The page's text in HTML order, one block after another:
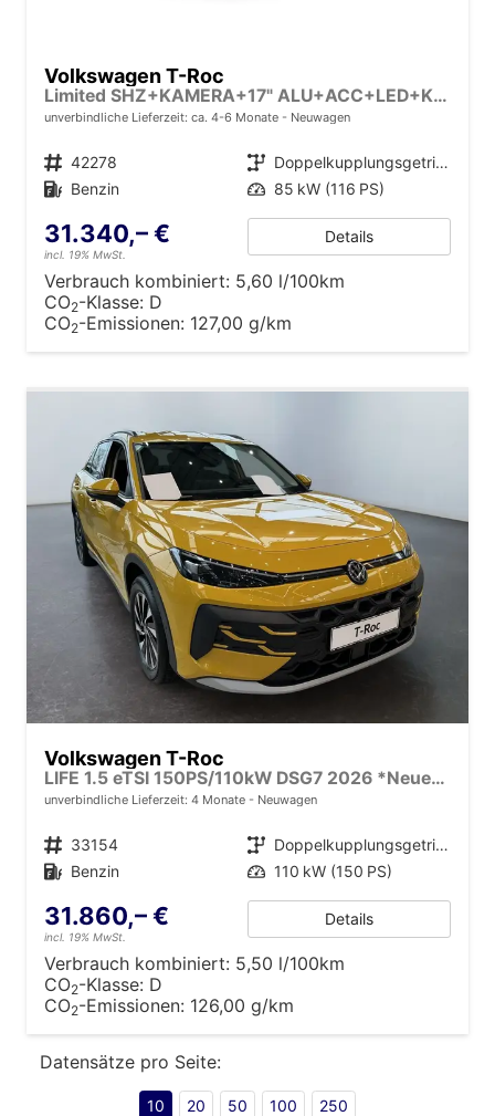
Volkswagen T-Roc
Limited SHZ+KAMERA+17" ALU+ACC+LED+KLIMA+PARK ASSIST
unverbindliche Lieferzeit: ca. 4-6 Monate Neuwagen
Fahrzeugnr. 42278 Getriebe
Doppelkupplungsgetriebe (DSG)
Kraftstoff Benzin Leistung 85 kW (116 PS)
31.340,– €
incl. 19% MwSt.
Details
Verbrauch kombiniert: 5,60 l/100km
CO2-Klasse: D
CO2-Emissionen: 127,00 g/km
Volkswagen T-Roc
LIFE 1.5 eTSI 150PS/110kW DSG7 2026 *Neues Modell*
unverbindliche Lieferzeit: 4 Monate Neuwagen
Fahrzeugnr. 33154 Getriebe
Doppelkupplungsgetriebe (DSG)
Kraftstoff Benzin Leistung 110 kW (150 PS)
31.860,– €
incl. 19% MwSt.
Details
Verbrauch kombiniert: 5,50 l/100km
CO2-Klasse: D
CO2-Emissionen: 126,00 g/km
Datensätze pro Seite:
10 20 50 100 250